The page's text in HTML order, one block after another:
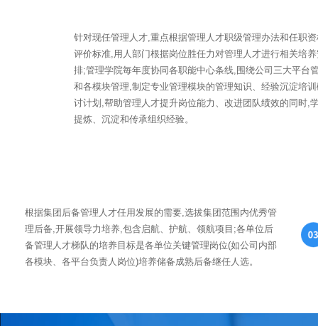
针对现任管理人才,重点根据管理人才职级管理办法和任职
评价标准,用人部门根据岗位胜任力对管理人才进行相关培
排;管理学院毎年度协同各职能中心条线,围绕公司三大平台
和各模块管理,制定专业管理模块的管理知识、经验沉淀培
讨计划,帮助管理人才提升岗位能力、改进团队绩效的同时,
提炼、沉淀和传承组织经验。
根据集团后备管理人才任用发展的需要,选拔集团范围内优秀管
理后备,开展领导力培养,包含启航、护航、领航项目;各单位后
备管理人才梯队的培养目标是各单位关键管理岗位(如公司内部
各模块、各平台负责人岗位)培养储备成熟后备继任人选。